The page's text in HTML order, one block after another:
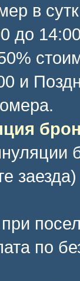
в
до
и
по